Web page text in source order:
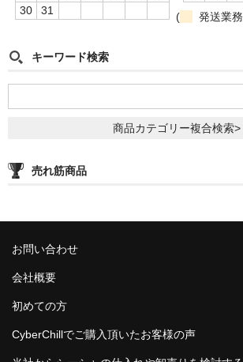
30
31
(
発送業
キーワード検索
商品カテゴリー複合検索>
売れ筋商品
お問い合わせ
会社概要
初めての方
CyberChillでご購入頂いたお客様の声